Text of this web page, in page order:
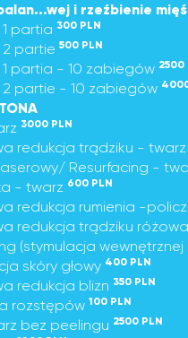
i rzeźbienie
partia 300 PLN
partie 500 PLN
partia - 10 zabiegów 2500
partie - 10 zabiegów
3000 PLN
redukcja trądziku - twarz
laserowy/ Resurfacing -
- twarz 600 PLN
redukcja rumienia -
redukcja trądziku
(stymulacja wewnętrznej
skóry głowy 400 PLN
redukcja blizn 350 PLN
rozstępów 100 PLN
bez peelingu 2500 PLN